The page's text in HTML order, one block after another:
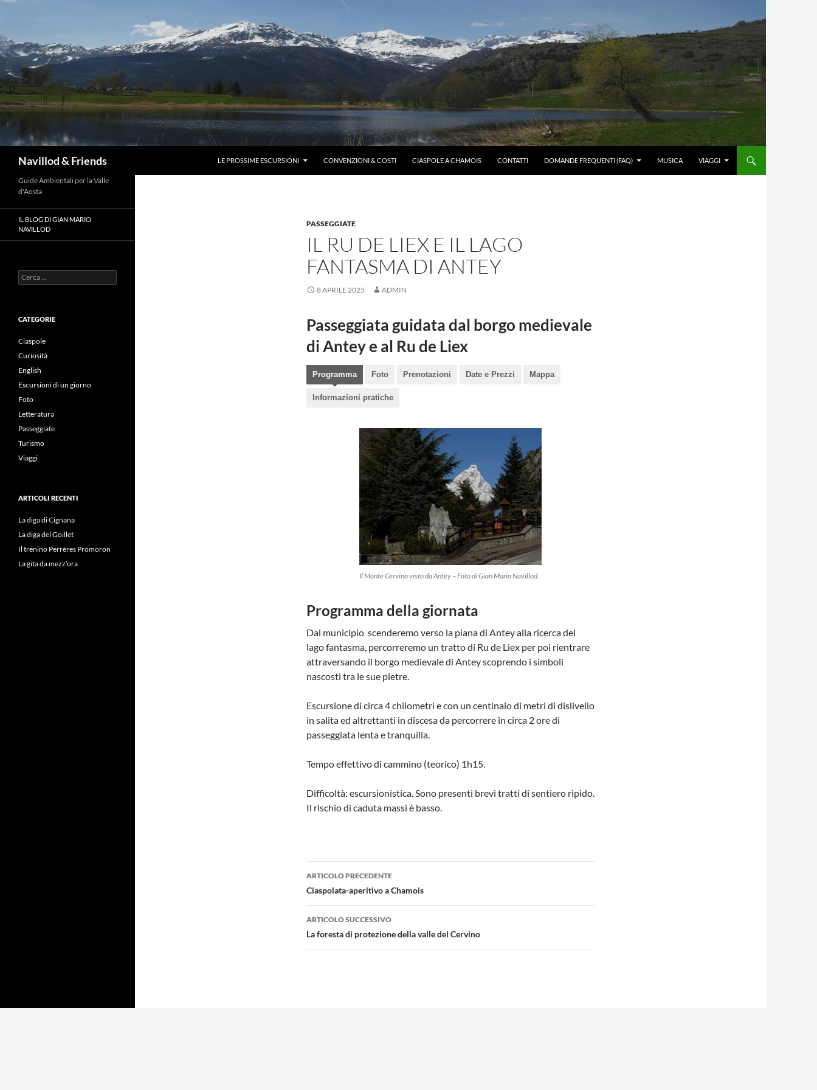
contenuto
Navillod & Friends LE PROSSIME ESCURSIONI CONVENZIONI & COSTI CIASPOLE A CHAMOIS CONTATTI DOMANDE FREQUENTI (FAQ) MUSICA VIAGGI
PASSEGGIATE
IL RU DE LIEX E IL LAGO
FANTASMA DI ANTEY
8 APRILE 2025 ADMIN
Passeggiata guidata dal borgo medievale
di Antey e al Ru de Liex
Programma Foto Prenotazioni Date e Prezzi Mappa
Informazioni pratiche
Il Monte Cervino visto da Antey – Foto di Gian Mario Navillod.
Programma della giornata
Dal municipio scenderemo verso la piana di Antey alla ricerca del
lago fantasma, percorreremo un tratto di Ru de Liex per poi rientrare
attraversando il borgo medievale di Antey scoprendo i simboli
nascosti tra le sue pietre.
Escursione di circa 4 chilometri e con un centinaio di metri di dislivello
in salita ed altrettanti in discesa da percorrere in circa 2 ore di
passeggiata lenta e tranquilla.
Tempo effettivo di cammino (teorico) 1h15.
Difficoltà: escursionistica. Sono presenti brevi tratti di sentiero ripido.
Il rischio di caduta massi è basso.
Navigazione
articolo
ARTICOLO PRECEDENTE
Ciaspolata-aperitivo a Chamois
ARTICOLO SUCCESSIVO
La foresta di protezione della valle del Cervino
Guide Ambientali per la Valle
d'Aosta
IL BLOG DI GIAN MARIO
NAVILLOD
Ricerca
per:
CATEGORIE
Ciaspole
Curiosità
English
Escursioni di un giorno
Foto
Letteratura
Passeggiate
Turismo
Viaggi
ARTICOLI RECENTI
La diga di Cignana
La diga del Goillet
Il trenino Perrères Promoron
La gita da mezz’ora